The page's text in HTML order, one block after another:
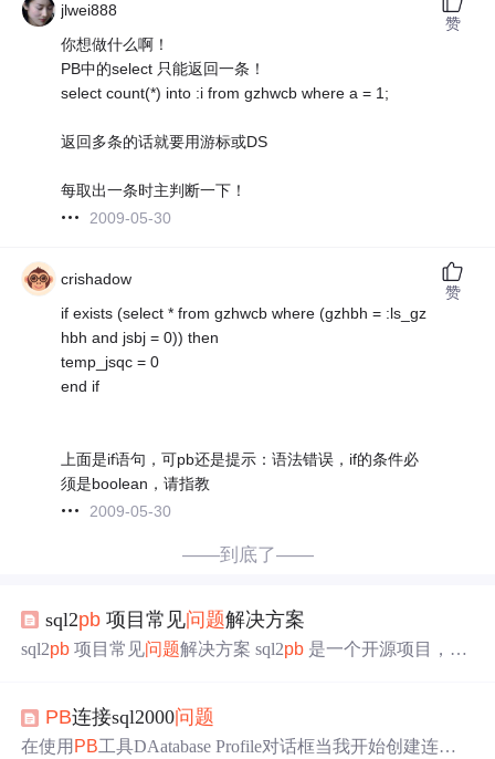
jlwei888
你想做什么啊！
PB中的select 只能返回一条！
select count(*) into :i from gzhwcb where a = 1;
返回多条的话就要用游标或DS
每取出一条时主判断一下！
2009-05-30
赞
crishadow
if exists (select * from gzhwcb where (gzhbh = :ls_gz
hbh and jsbj = 0)) then
temp_jsqc = 0
end if
上面是if语句，可pb还是提示：语法错误，if的条件必
须是boolean，请指教
2009-05-30
赞
——到底了——
sql2pb 项目常见问题解决方案
sql2pb 项目常见问题解决方案 sql2pb 是一个开源项目，它
题
及解决步骤问题一：项目依赖安装
尝试运行项目时可能会遇到依赖库安装不成功的问题。 解
PB连接sql2000问题
在使用 PB工具DAatabase Profile对话框当我开始创建连接